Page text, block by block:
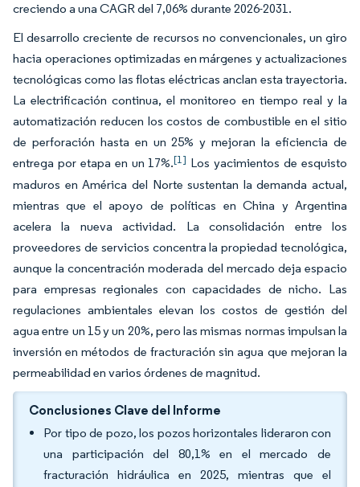
creciendo a una CAGR del 7,06% durante 2026-2031.
El desarrollo creciente de recursos no convencionales, un giro
hacia operaciones optimizadas en márgenes y actualizaciones
tecnológicas como las flotas eléctricas anclan esta trayectoria.
La electrificación continua, el monitoreo en tiempo real y la
automatización reducen los costos de combustible en el sitio
de perforación hasta en un 25% y mejoran la eficiencia de
entrega por etapa en un 17%.[1] Los yacimientos de esquisto
maduros en América del Norte sustentan la demanda actual,
mientras que el apoyo de políticas en China y Argentina
acelera la nueva actividad. La consolidación entre los
proveedores de servicios concentra la propiedad tecnológica,
aunque la concentración moderada del mercado deja espacio
para empresas regionales con capacidades de nicho. Las
regulaciones ambientales elevan los costos de gestión del
agua entre un 15 y un 20%, pero las mismas normas impulsan la
inversión en métodos de fracturación sin agua que mejoran la
permeabilidad en varios órdenes de magnitud.
Conclusiones Clave del Informe
Por tipo de pozo, los pozos horizontales lideraron con
una participación del 80,1% en el mercado de
fracturación hidráulica en 2025, mientras que el